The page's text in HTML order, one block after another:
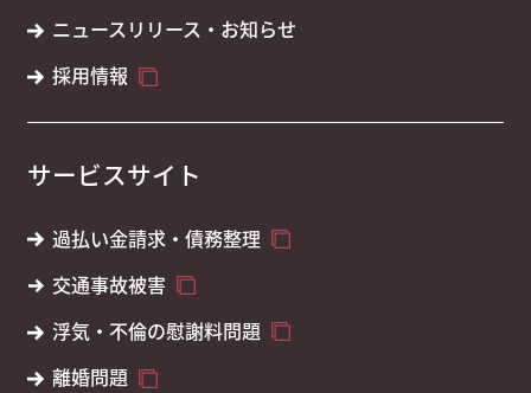
ニュースリリース・お知らせ
採用情報
サービスサイト
過払い金請求・債務整理
交通事故被害
浮気・不倫の慰謝料問題
離婚問題